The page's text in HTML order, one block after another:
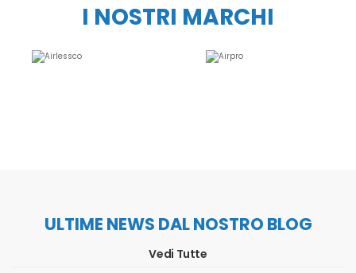
I NOSTRI MARCHI
ULTIME NEWS DAL NOSTRO BLOG
Vedi Tutte